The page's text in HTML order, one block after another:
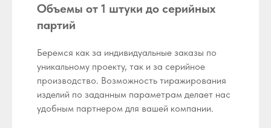
Объемы от 1 штуки до серийных
партий
Беремся как за индивидуальные заказы по
уникальному проекту, так и за серийное
производство. Возможность тиражирования
изделий по заданным параметрам делает нас
удобным партнером для вашей компании.